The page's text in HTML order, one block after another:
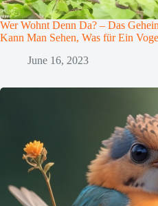
Wer Wohnt Denn Da? – Das
Kann Man Sehen, Was für Ein
June 16, 2023